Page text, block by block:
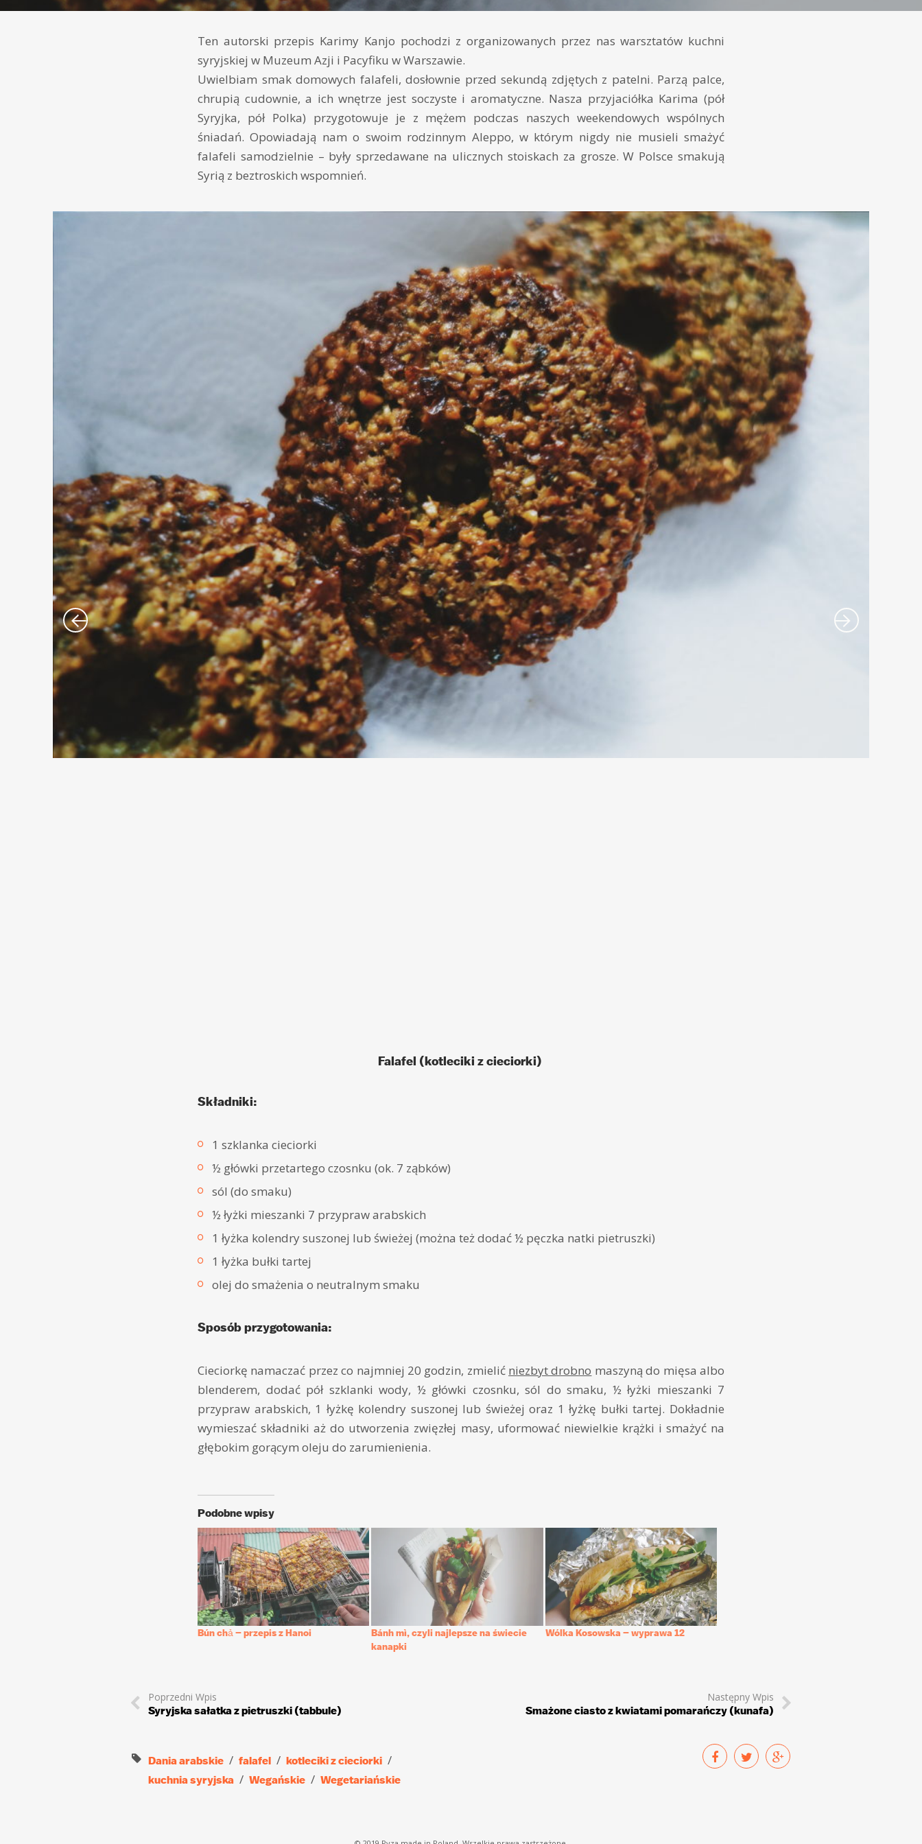
Ten autorski przepis Karimy Kanjo pochodzi z organizowanych przez nas warsztatów kuchni
syryjskiej w Muzeum Azji i Pacyfiku w Warszawie.
Uwielbiam smak domowych falafeli, dosłownie przed sekundą zdjętych z patelni. Parzą palce,
chrupią cudownie, a ich wnętrze jest soczyste i aromatyczne. Nasza przyjaciółka Karima (pół
Syryjka, pół Polka) przygotowuje je z mężem podczas naszych weekendowych wspólnych
śniadań. Opowiadają nam o swoim rodzinnym Aleppo, w którym nigdy nie musieli smażyć
falafeli samodzielnie – były sprzedawane na ulicznych stoiskach za grosze. W Polsce smakują
Syrią z beztroskich wspomnień.
Falafel (kotleciki z cieciorki)
Składniki:
1 szklanka cieciorki
½ główki przetartego czosnku (ok. 7 ząbków)
sól (do smaku)
½ łyżki mieszanki 7 przypraw arabskich
1 łyżka kolendry suszonej lub świeżej (można też dodać ½ pęczka natki pietruszki)
1 łyżka bułki tartej
olej do smażenia o neutralnym smaku
Sposób przygotowania:
Cieciorkę namaczać przez co najmniej 20 godzin, zmielić niezbyt drobno maszyną do mięsa albo
blenderem, dodać pół szklanki wody, ½ główki czosnku, sól do smaku, ½ łyżki mieszanki 7
przypraw arabskich, 1 łyżkę kolendry suszonej lub świeżej oraz 1 łyżkę bułki tartej. Dokładnie
wymieszać składniki aż do utworzenia zwięzłej masy, uformować niewielkie krążki i smażyć na
głębokim gorącym oleju do zarumienienia.
Podobne wpisy
Bún chả – przepis z Hanoi
Bánh mì, czyli najlepsze na świecie
kanapki
Wólka Kosowska – wyprawa 12
Poprzedni Wpis
Syryjska sałatka z pietruszki (tabbule)
Następny Wpis
Smażone ciasto z kwiatami pomarańczy (kunafa)
Dania arabskie falafel
kotleciki z cieciorki
kuchnia syryjska
Wegańskie Wegetariańskie